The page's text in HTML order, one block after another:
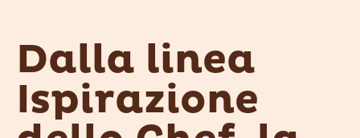
Dalla linea
Ispirazione